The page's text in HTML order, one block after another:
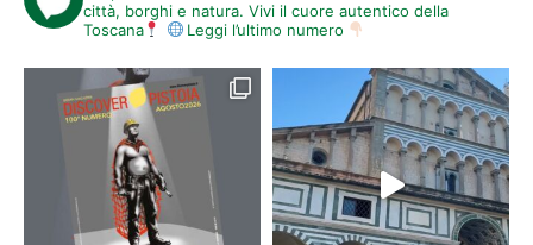
città, borghi e natura. Vivi il cuore autentico della
Toscana
Leggi l’ultimo numero